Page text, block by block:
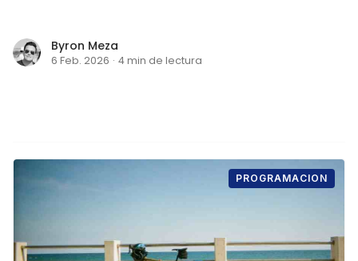
Byron Meza
6 Feb. 2026 · 4 min de lectura
PROGRAMACION